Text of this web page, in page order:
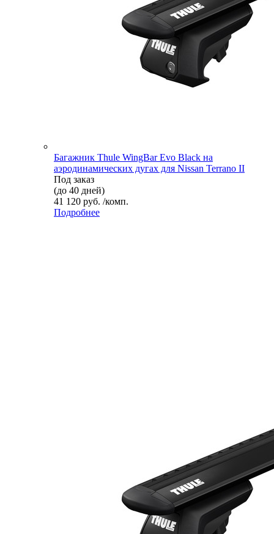
Багажник Thule WingBar Evo Black на
аэродинамических дугах для Nissan Terrano II
Под заказ
(до 40 дней)
41 120 руб. /комп.
Подробнее